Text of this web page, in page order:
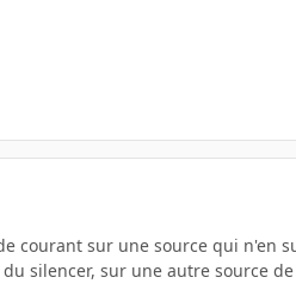
courant sur une source qui n'en
silencer, sur une autre source